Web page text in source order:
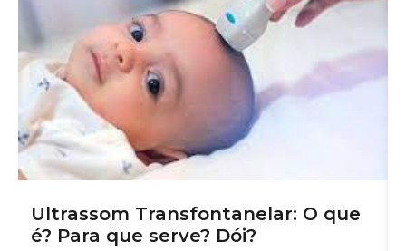
​​Ultrassom Transfontanelar: O que
é? Para que serve? Dói?